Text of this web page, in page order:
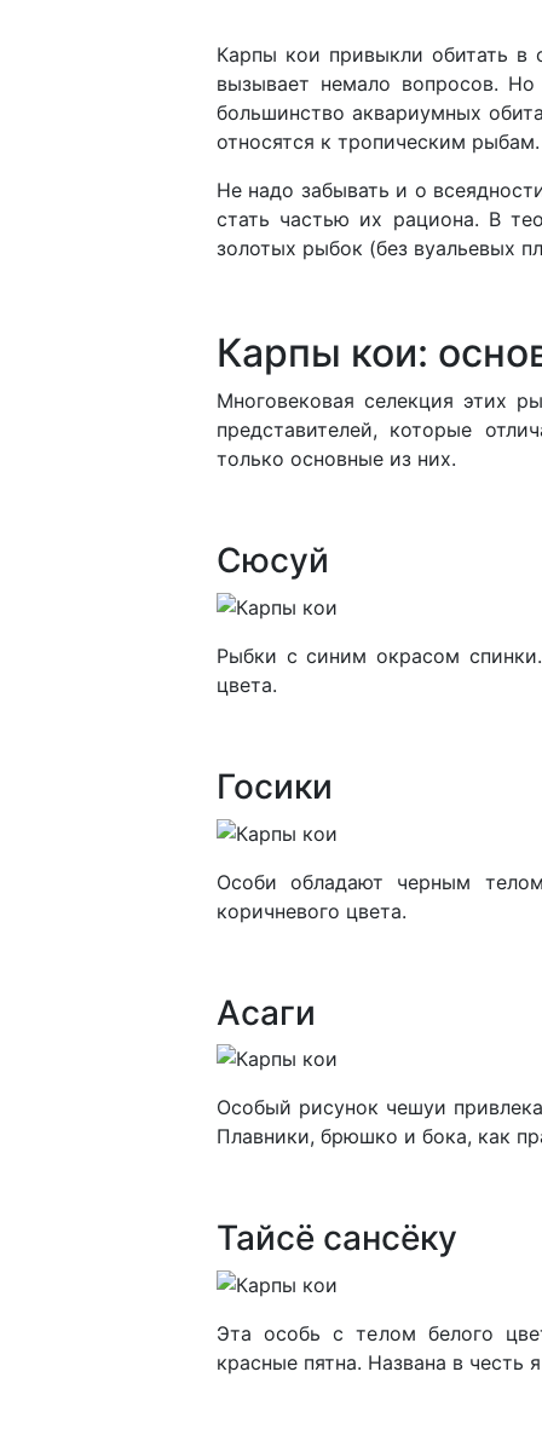
Карпы кои привыкли обитать в
вызывает немало вопросов.
большинство аквариумных
относятся к тропическим рыбам.
Не надо забывать и о
стать частью их рациона. В
золотых рыбок (без вуальевых
Карпы кои:
Многовековая селекция этих
представителей, которые
только основные из них.
Сюсуй
Рыбки с синим окрасом
цвета.
Госики
Особи обладают черным
коричневого цвета.
Асаги
Особый рисунок чешуи
Плавники, брюшко и бока, как
Тайсё сансёку
Эта особь с телом белого
красные пятна. Названа в честь